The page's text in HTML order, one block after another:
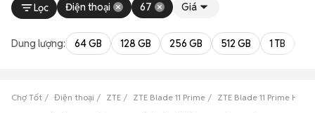
Lọc Điện thoại 67 Giá
Dung lượng: 64 GB 128 GB 256 GB 512 GB 1 TB
Chợ Tốt Điện thoại ZTE ZTE Blade 11 Prime ZTE Blade 11 Prime Hậu